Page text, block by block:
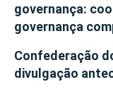
governança:
governança
Confederação
divulgação